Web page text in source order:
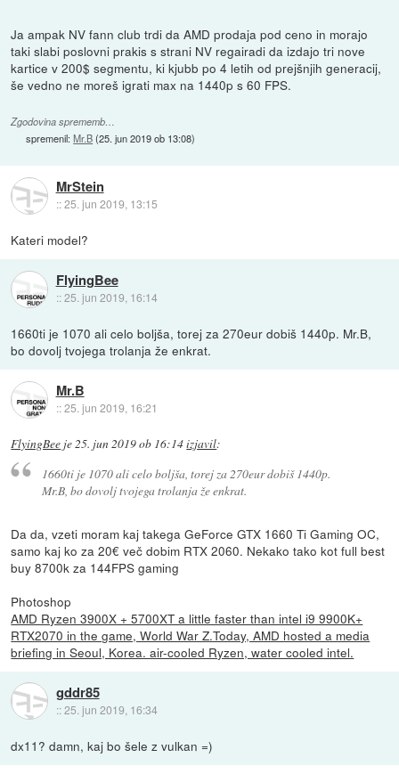
Ja ampak NV fann club trdi da AMD prodaja pod ceno in morajo
taki slabi poslovni prakis s strani NV regairadi da izdajo tri nove
kartice v 200$ segmentu, ki kjubb po 4 letih od prejšnjih generacij,
še vedno ne moreš igrati max na 1440p s 60 FPS.
Zgodovina sprememb…
spremenil:Mr.B(25. jun 2019 ob 13:08)
MrStein
::25. jun 2019, 13:15
Kateri model?
FlyingBee
::25. jun 2019, 16:14
1660ti je 1070 ali celo boljša, torej za 270eur dobiš 1440p. Mr.B,
bo dovolj tvojega trolanja že enkrat.
Mr.B
::25. jun 2019, 16:21
FlyingBee je25. jun 2019 ob 16:14izjavil:
1660ti je 1070 ali celo boljša, torej za 270eur dobiš 1440p.
Mr.B, bo dovolj tvojega trolanja že enkrat.
Da da, vzeti moram kaj takega GeForce GTX 1660 Ti Gaming OC,
samo kaj ko za 20€ več dobim RTX 2060. Nekako tako kot full best
buy 8700k za 144FPS gaming
Photoshop
AMD Ryzen 3900X + 5700XT a little faster than intel i9 9900K+
RTX2070 in the game, World War Z.Today, AMD hosted a media
briefing in Seoul, Korea. air-cooled Ryzen, water cooled intel.
gddr85
::25. jun 2019, 16:34
dx11? damn, kaj bo šele z vulkan =)